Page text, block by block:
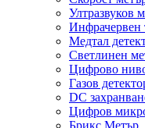
Ултразвуков
Инфрачервен
Медтал
Светлинен
Цифрово
Газов
DC
Цифров
Брикс Метър